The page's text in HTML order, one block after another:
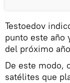
Testoedov
punto este año
del próximo
De este modo,
satélites que